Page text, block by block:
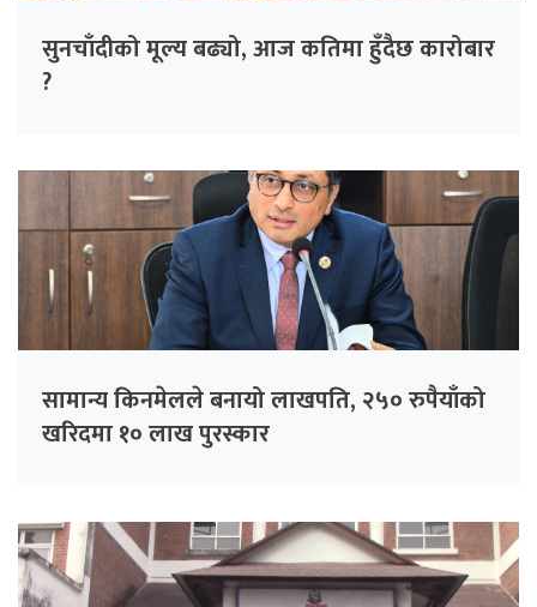
सुनचाँदीको मूल्य बढ्यो, आज कतिमा हुँदैछ कारोबार
?
सामान्य किनमेलले बनायो लाखपति, २५० रुपैयाँको
खरिदमा १० लाख पुरस्कार